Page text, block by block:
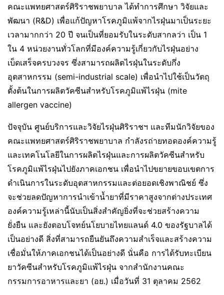
คณะแพทยศาสตร์ศิริราชพยาบาล ได้ทำการศึกษา วิจัยและ
พัฒนา (R&D) เพื่อแก้ปัญหาโรคภูมิแพ้จากไรฝุ่นมาเป็นระยะ
เวลามากกว่า 20 ปี จนเป็นที่ยอมรับในระดับสากลว่า เป็น 1
ใน 4 หน่วยงานทั่วโลกที่มีองค์ความรู้เกี่ยวกับไรฝุ่นอย่าง
เบ็ดเสร็จครบวงจร ซึ่งสามารถผลิตไรฝุ่นในระดับกึ่ง
อุตสาหกรรม (semi-industrial scale) เพื่อนำไปใช้เป็นวัตถุ
ตั้งต้นในการผลิตวัคซีนสำหรับโรคภูมิแพ้ไรฝุ่น (mite
allergen vaccine)
ปัจจุบัน ศูนย์บริการและวิจัยไรฝุ่นศิริราชฯ และทีมนักวิจัยของ
คณะแพทยศาสตร์ศิริราชพยาบาล กำลังรถ่ายทอดองค์ความรู้
และเทคโนโลยีในการผลิตไรฝุ่นและการผลิตวัคซีนสำหรับ
โรคภูมิแพ้ไรฝุ่นไปยังภาคเอกชน เพื่อนำไปขยายขอบเขตการ
ดำเนินการในระดับอุตสาหกรรมและต่อยอดเชิงพาณิชย์ ซึ่ง
จะช่วยลดปัญหาการนำเข้าน้ำยาที่มีราคาสูงจากต่างประเทศ
องค์ความรู้เหล่านี้นับเป็นสิ่งสำคัญยิ่งที่จะช่วยสร้างความ
ยั่งยืน และยังตอบโจทย์นโยบายไทยแลนด์ 4.0 ของรัฐบาลได้
เป็นอย่างดี สิ่งที่สามารถยืนยันถึงความสำเร็จและสร้างความ
เชื่อมั่นให้ภาคเอกชนได้เป็นอย่างดี นั่นคือ การได้รับทะเบียน
ยาวัคซีนสำหรับโรคภูมิแพ้ไรฝุ่น จากสำนักงานคณะ
กรรมการอาหารและยา (อย.) เมื่อวันที่ 31 ตุลาคม 2562